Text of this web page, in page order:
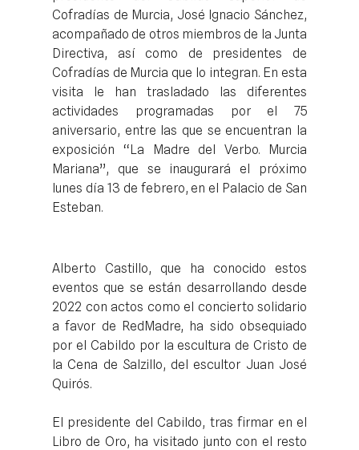
Cofradías de Murcia, José Ignacio Sánchez,
acompañado de otros miembros de la Junta
Directiva, así como de presidentes de
Cofradías de Murcia que lo integran. En esta
visita le han trasladado las diferentes
actividades programadas por el 75
aniversario, entre las que se encuentran la
exposición “La Madre del Verbo. Murcia
Mariana”, que se inaugurará el próximo
lunes día 13 de febrero, en el Palacio de San
Esteban.
Alberto Castillo, que ha conocido estos
eventos que se están desarrollando desde
2022 con actos como el concierto solidario
a favor de RedMadre, ha sido obsequiado
por el Cabildo por la escultura de Cristo de
la Cena de Salzillo, del escultor Juan José
Quirós.
El presidente del Cabildo, tras firmar en el
Libro de Oro, ha visitado junto con el resto